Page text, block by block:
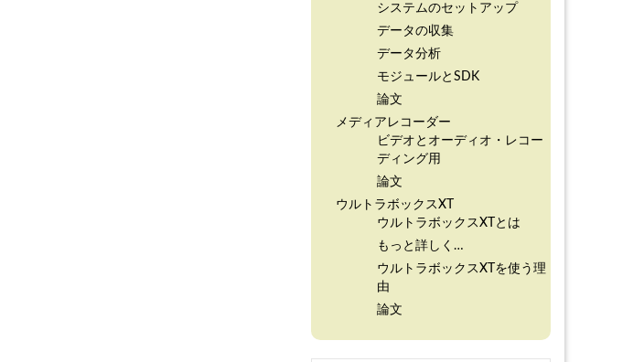
システムのセットアップ
データの収集
データ分析
モジュールとSDK
論文
メディアレコーダー
ビデオとオーディオ・レコー
ディング用
論文
ウルトラボックスXT
ウルトラボックスXTとは
もっと詳しく…
ウルトラボックスXTを使う理
由
論文